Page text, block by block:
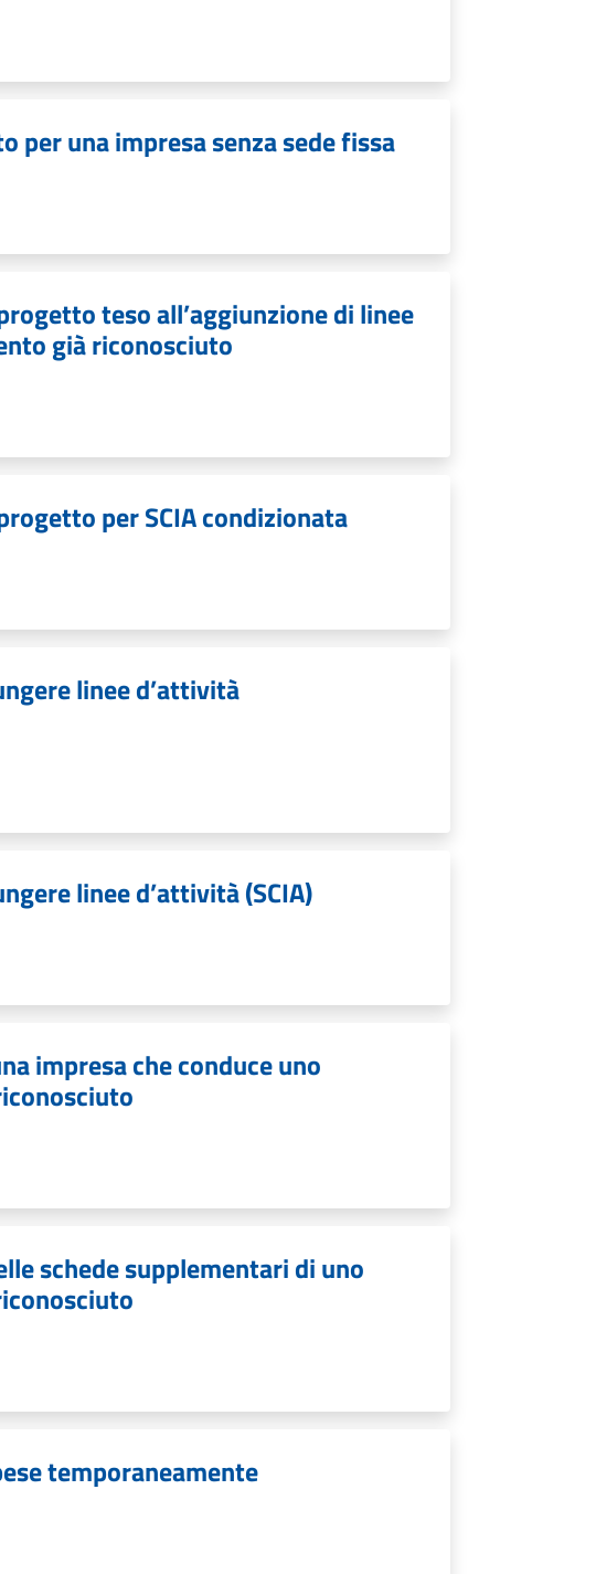
per una impresa senza sede fissa
teso all’aggiunzione di linee
già riconosciuto
per SCIA condizionata
linee d’attività
linee d’attività (SCIA)
impresa che conduce uno
schede supplementari di uno
temporaneamente